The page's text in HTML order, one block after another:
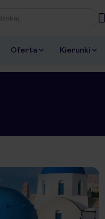
frazę, której szukasz
Oferta Kierunki